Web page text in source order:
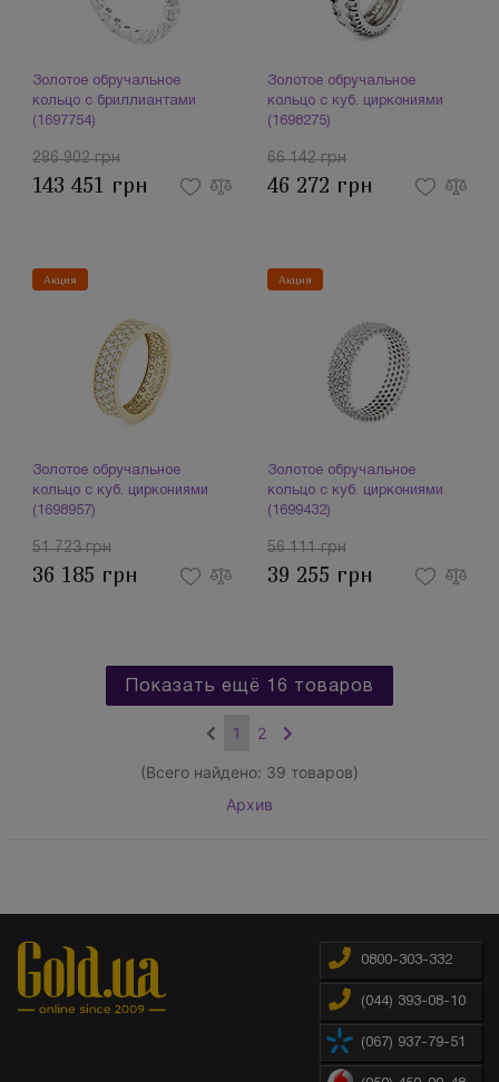
Золотое обручальное
кольцо с бриллиантами
(1697754)
286 902 грн
143 451 грн
Золотое обручальное
кольцо с куб. циркониями
(1698275)
66 142 грн
46 272 грн
Акция
Золотое обручальное
кольцо с куб. циркониями
(1698957)
51 723 грн
36 185 грн
Акция
Золотое обручальное
кольцо с куб. циркониями
(1699432)
56 111 грн
39 255 грн
Показать ещё 16 товаров
1 2
(Всего найдено: 39 товаров)
Архив
0800-303-332
(044) 393-08-10
(067) 937-79-51